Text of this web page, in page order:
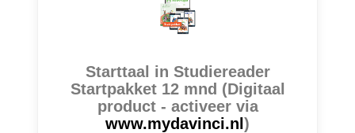
Starttaal in Studiereader
Startpakket 12 mnd (Digitaal
product - activeer via
www.mydavinci.nl )